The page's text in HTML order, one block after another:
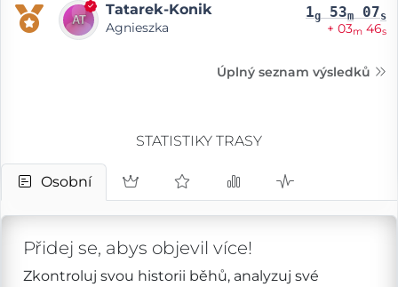
Tatarek-Konik
Agnieszka
1g 53m 07s
+ 03m 46s
Úplný seznam výsledků
STATISTIKY TRASY
Osobní
Přidej se, abys objevil více!
Zkontroluj svou historii běhů, analyzuj své